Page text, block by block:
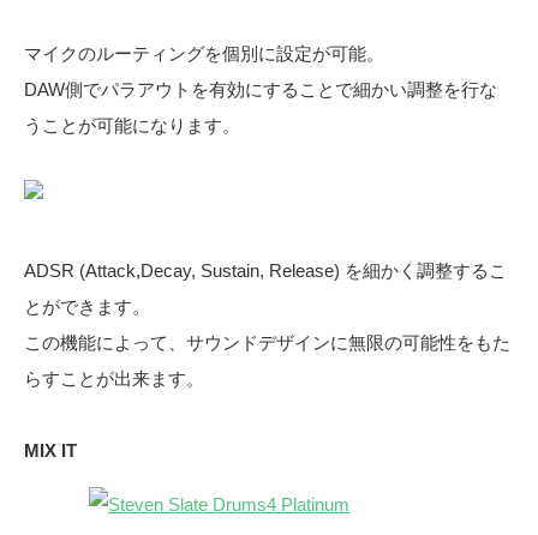
マイクのルーティングを個別に設定が可能。
DAW側でパラアウトを有効にすることで細かい調整を行な
うことが可能になります。
ADSR (Attack,Decay, Sustain, Release) を細かく調整するこ
とができます。
この機能によって、サウンドデザインに無限の可能性をもた
らすことが出来ます。
MIX IT